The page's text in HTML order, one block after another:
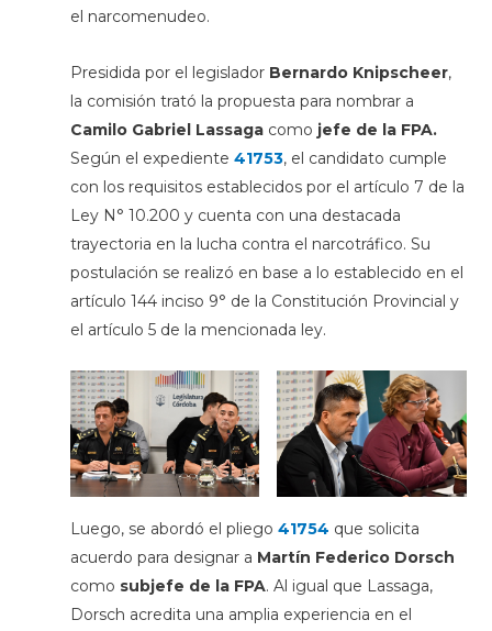
el narcomenudeo.
Presidida por el legislador Bernardo Knipscheer,
la comisión trató la propuesta para nombrar a
Camilo Gabriel Lassagacomo jefe de la FPA.
Según el expediente 41753, el candidato cumple
con los requisitos establecidos por el artículo 7 de la
Ley N° 10.200 y cuenta con una destacada
trayectoria en la lucha contra el narcotráfico. Su
postulación se realizó en base a lo establecido en el
artículo 144 inciso 9° de la Constitución Provincial y
el artículo 5 de la mencionada ley.
Luego, se abordó el pliego 41754 que solicita
acuerdo para designar a Martín Federico Dorsch
como subjefe de la FPA. Al igual que Lassaga,
Dorsch acredita una amplia experiencia en el